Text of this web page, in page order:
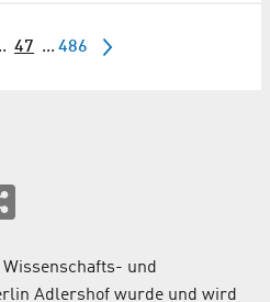
47 ... 486
und
Adlershof wurde und wird